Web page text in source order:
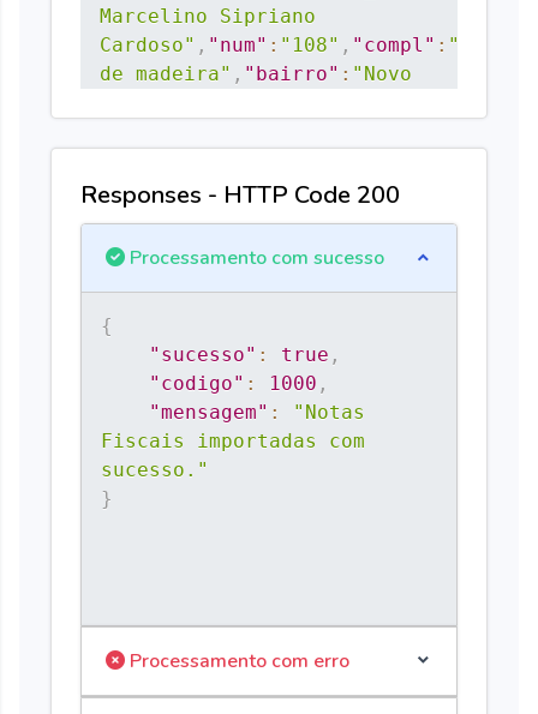
Marcelino Sipriano
Cardoso" , "num" : "108" , "compl" :
de madeira" , "bairro" : "Novo
{"cst_pis" :"99", "vl_bc_pis"
{"vl_bc_icms_uf"
Responses - HTTP Code 200
Processamento com sucesso
{
"sucesso" : true ,
"codigo" : 1000 ,
"mensagem" :
"Notas
Fiscais importadas com
sucesso."
}
Processamento com erro